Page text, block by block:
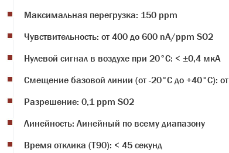
Максимальная перегрузка: 150 ppm
Чувствительность: от 400 до 600 nА/ppm SO2
Нулевой сигнал в воздухе при 20°C: < ±0,4 мкА
Смещение базовой линии (от -20°С до +40°С):
Разрешение: 0,1 ppm SO2
Линейность: Линейный по всему диапазону
Время отклика (T90): < 45 секунд